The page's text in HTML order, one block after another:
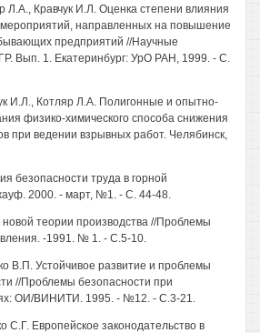
Л.А., Кравчук И.Л. Оценка степени влияния
мероприятий, направленных на повышение
предприятий //Научные
Вып. 1. Екатеринбург: УрО РАН, 1999. - С.
И.Л., Котляр Л.А. Полигонные и опытно-
физико-химического способа снижения
при ведении взрывных работ. Челябинск,
безопасности труда в горной
2000. - март, №1. - С. 44-48.
теории производства //Проблемы
-1991. № 1. - С.5-10.
В.П. Устойчивое развитие и проблемы
//Проблемы безопасности при
ОИ/ВИНИТИ. 1995. - №12. - С.3-21.
С.Г. Европейское законодательство в